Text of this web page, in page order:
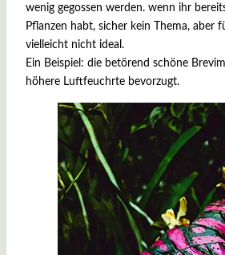
wenig gegossen werden. wenn ihr
Pflanzen habt, sicher kein Thema, aber
vielleicht nicht ideal.
Ein Beispiel: die betörend schöne
höhere Luftfeuchrte bevorzugt.